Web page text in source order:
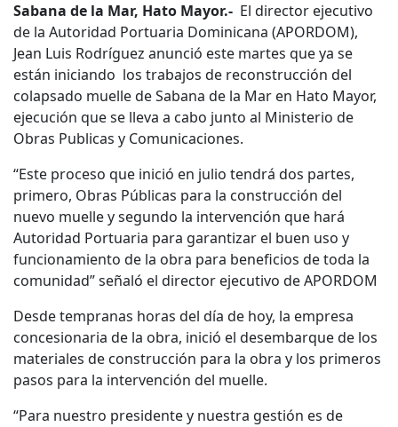
Sabana de la Mar, Hato Mayor.- El director ejecutivo
de la Autoridad Portuaria Dominicana (APORDOM),
Jean Luis Rodríguez anunció este martes que ya se
están iniciando los trabajos de reconstrucción del
colapsado muelle de Sabana de la Mar en Hato Mayor,
ejecución que se lleva a cabo junto al Ministerio de
Obras Publicas y Comunicaciones.
“Este proceso que inició en julio tendrá dos partes,
primero, Obras Públicas para la construcción del
nuevo muelle y segundo la intervención que hará
Autoridad Portuaria para garantizar el buen uso y
funcionamiento de la obra para beneficios de toda la
comunidad” señaló el director ejecutivo de APORDOM
Desde tempranas horas del día de hoy, la empresa
concesionaria de la obra, inició el desembarque de los
materiales de construcción para la obra y los primeros
pasos para la intervención del muelle.
“Para nuestro presidente y nuestra gestión es de